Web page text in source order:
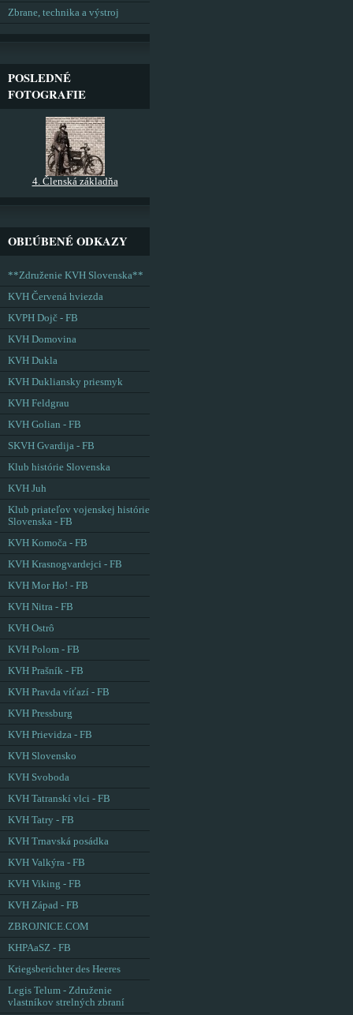
Zbrane, technika a výstroj
POSLEDNÉ
FOTOGRAFIE
4. Členská základňa
OBĽÚBENÉ ODKAZY
**Združenie KVH Slovenska**
KVH Červená hviezda
KVPH Dojč - FB
KVH Domovina
KVH Dukla
KVH Dukliansky priesmyk
KVH Feldgrau
KVH Golian - FB
SKVH Gvardija - FB
Klub histórie Slovenska
KVH Juh
Klub priateľov vojenskej histórie
Slovenska - FB
KVH Komoča - FB
KVH Krasnogvardejci - FB
KVH Mor Ho! - FB
KVH Nitra - FB
KVH Ostrô
KVH Polom - FB
KVH Prašník - FB
KVH Pravda víťazí - FB
KVH Pressburg
KVH Prievidza - FB
KVH Slovensko
KVH Svoboda
KVH Tatranskí vlci - FB
KVH Tatry - FB
KVH Trnavská posádka
KVH Valkýra - FB
KVH Viking - FB
KVH Západ - FB
ZBROJNICE.COM
KHPAaSZ - FB
Kriegsberichter des Heeres
Legis Telum - Združenie
vlastníkov strelných zbraní